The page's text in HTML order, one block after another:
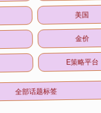
美国
金价
E策略平台
全部话题标签